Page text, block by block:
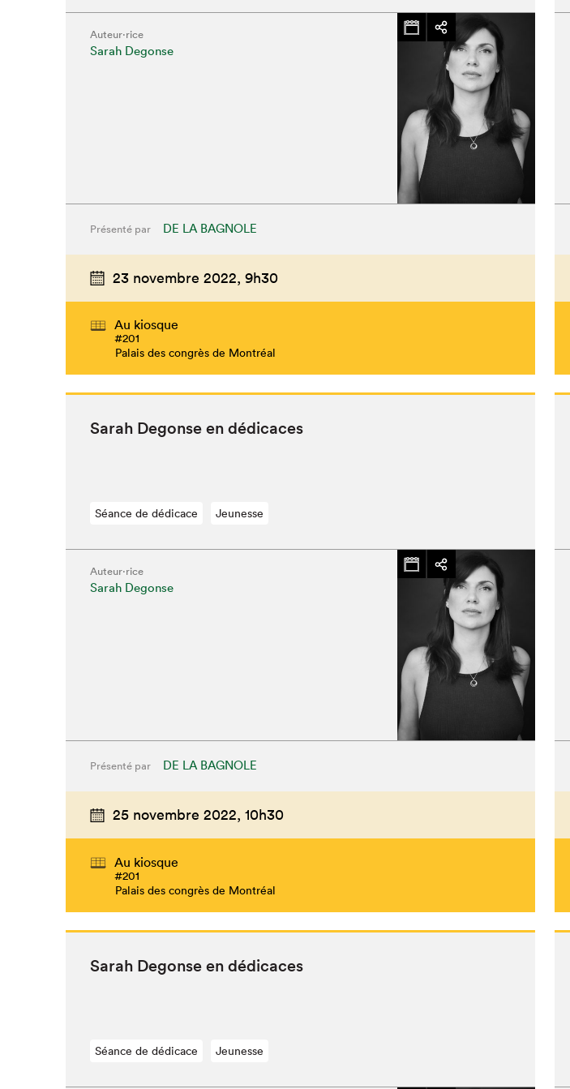
Que cherchez-vous?
Auteur·rice
Sarah Degonse
Présenté par DE LA BAGNOLE
23 novembre 2022, 9h30
Au kiosque
#201
Palais des congrès de Montréal
Sarah Degonse en dédicaces
Séance de dédicace Jeunesse
Auteur·rice
Sarah Degonse
Présenté par DE LA BAGNOLE
25 novembre 2022, 10h30
Au kiosque
#201
Palais des congrès de Montréal
Sarah Degonse en dédicaces
Séance de dédicace Jeunesse